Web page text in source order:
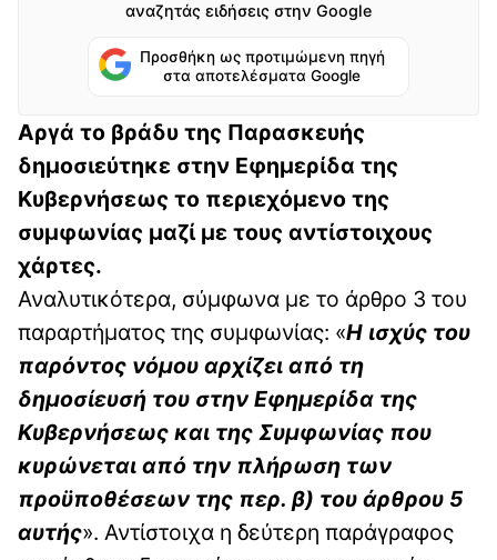
αναζητάς ειδήσεις στην Google
Προσθήκη ως προτιμώμενη πηγή
στα αποτελέσματα Google
Αργά το βράδυ της Παρασκευής
δημοσιεύτηκε στην Εφημερίδα της
Κυβερνήσεως το περιεχόμενο της
συμφωνίας μαζί με τους αντίστοιχους
χάρτες.
Αναλυτικότερα, σύμφωνα με το άρθρο 3 του
παραρτήματος της συμφωνίας: «Η ισχύς του
παρόντος νόμου αρχίζει από τη
δημοσίευσή του στην Εφημερίδα της
Κυβερνήσεως και της Συμφωνίας που
κυρώνεται από την πλήρωση των
προϋποθέσεων της περ. β) του άρθρου 5
αυτής». Αντίστοιχα η δεύτερη παράγραφος